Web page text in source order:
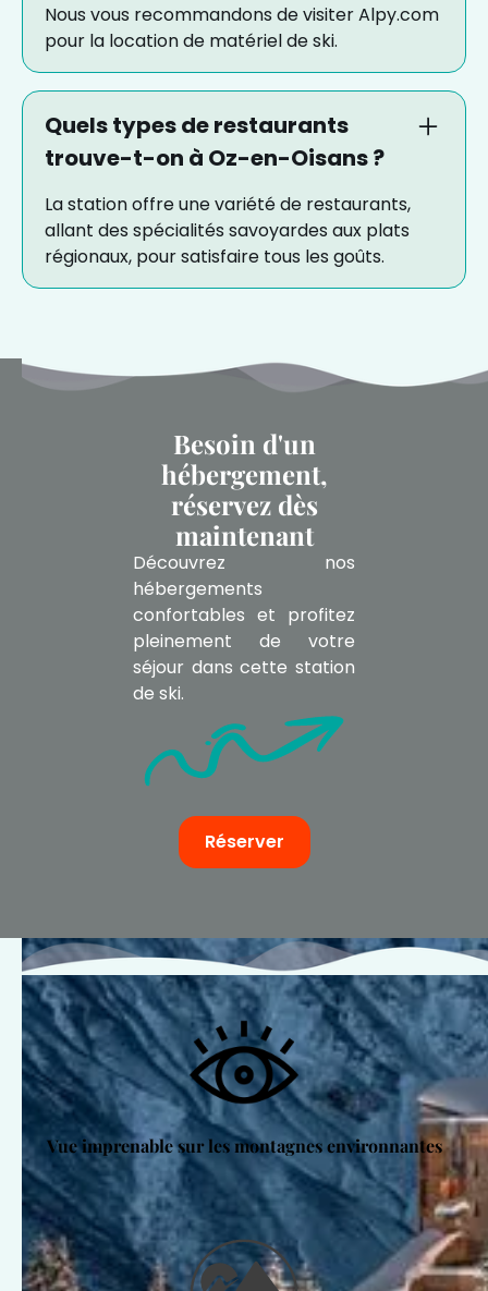
Nous vous recommandons de visiter Alpy.com
pour la location de matériel de ski.
Quels types de restaurants
trouve-t-on à Oz-en-Oisans ?
La station offre une variété de restaurants,
allant des spécialités savoyardes aux plats
régionaux, pour satisfaire tous les goûts.
Besoin d'un
hébergement,
réservez dès
maintenant
Découvrez nos
hébergements
confortables et profitez
pleinement de votre
séjour dans cette station
de ski.
Réserver
Vue imprenable sur les montagnes environnantes